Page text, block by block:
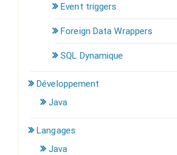
Event triggers
Foreign Data Wrappers
SQL Dynamique
Développement
Java
Langages
Java